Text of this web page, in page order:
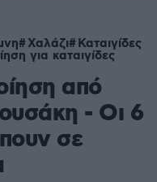
Χαλάζι Καταιγίδες
για καταιγίδες
από
- Οι 6
σε